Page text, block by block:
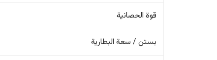
قوة الحصانية
بستن / سعة البطارية